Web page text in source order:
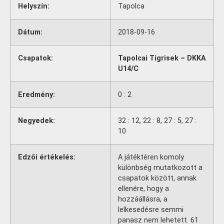
Helyszín: Tapolca
Dátum: 2018-09-16
Csapatok:
Tapolcai Tigrisek – DKKA
U14/C
Eredmény: 0 : 2
Negyedek:
32 : 12, 22 : 8, 27 : 5, 27 :
10
Edzői értékelés:
A játéktéren komoly
különbség mutatkozott a
csapatok között, annak
ellenére, hogy a
hozzáállásra, a
lelkesedésre semmi
panasz nem lehetett. 61